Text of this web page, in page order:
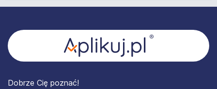
Dobrze Cię poznać!